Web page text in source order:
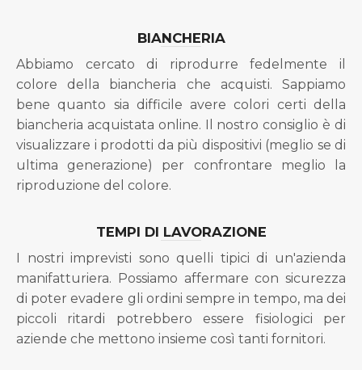
BIANCHERIA
Abbiamo cercato di riprodurre fedelmente il
colore della biancheria che acquisti. Sappiamo
bene quanto sia difficile avere colori certi della
biancheria acquistata online. Il nostro consiglio è di
visualizzare i prodotti da più dispositivi (meglio se di
ultima generazione) per confrontare meglio la
riproduzione del colore.
TEMPI DI LAVORAZIONE
I nostri imprevisti sono quelli tipici di un'azienda
manifatturiera. Possiamo affermare con sicurezza
di poter evadere gli ordini sempre in tempo, ma dei
piccoli ritardi potrebbero essere fisiologici per
aziende che mettono insieme così tanti fornitori.